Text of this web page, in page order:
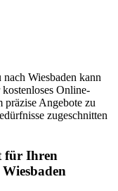
Wiesbaden kann
Online-
präzise Angebote zu
zugeschnitten
für Ihren